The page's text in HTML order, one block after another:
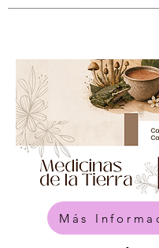
Más